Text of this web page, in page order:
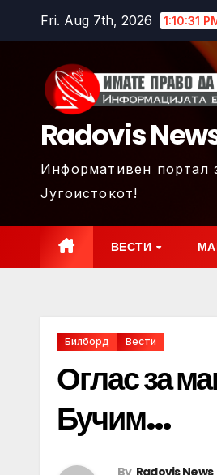
Fri. Aug 7th, 2026 1:10:33
Radovis
Информативен портал
Југоистокот!
ВЕСТИ
Билборд Вести
Оглас за
Бучим…